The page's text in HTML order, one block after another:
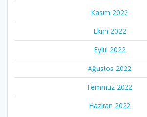
Kasım 2022
Ekim 2022
Eylül 2022
Ağustos 2022
Temmuz 2022
Haziran 2022